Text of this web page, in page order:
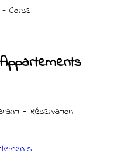
Corse
- Réservation